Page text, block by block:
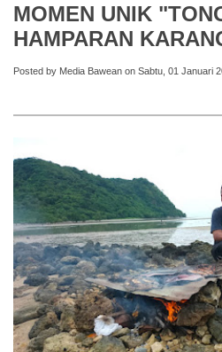
MOMEN UNIK
HAMPARAN
Posted by Media Bawean on Sabtu, 01 Januari